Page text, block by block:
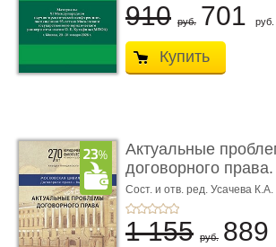
910 руб. 701 руб.
Купить
Актуальные
договорного права.
Выпуск ...
Сост. и отв. ред. Усачева К.А.
1 155 руб. 889